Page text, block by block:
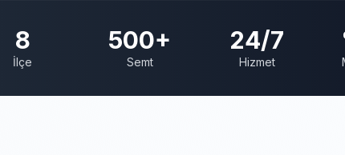
8
İlçe
500+
Semt
24/7
Hizmet